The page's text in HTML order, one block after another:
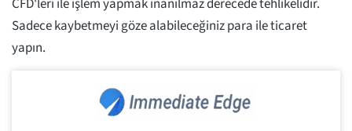
Sadece kaybetmeyi göze alabileceğiniz para ile ticaret
yapın.